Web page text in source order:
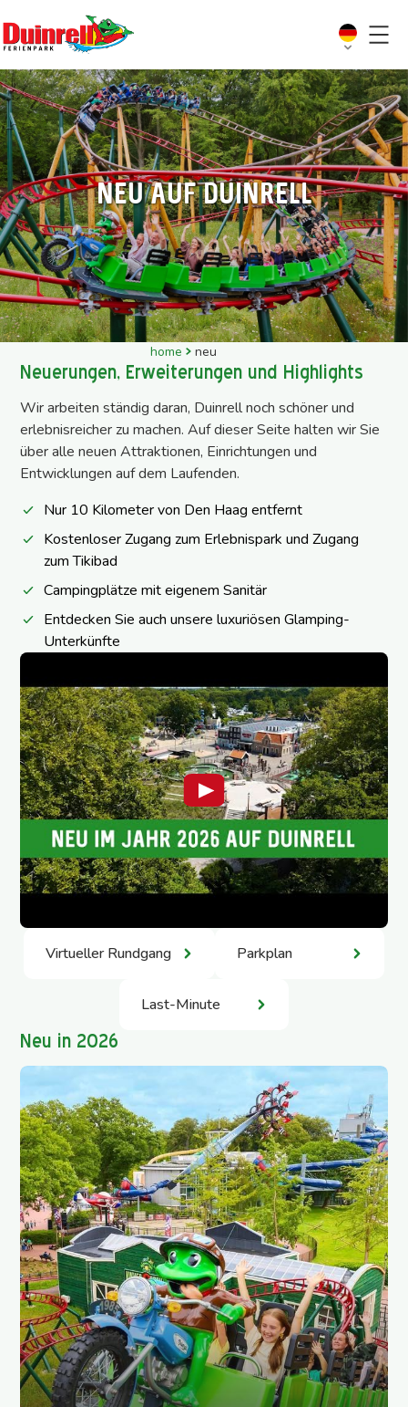
Neu auf Duinrell
home neu
Neuerungen, Erweiterungen und Highlights
Wir arbeiten ständig daran, Duinrell noch schöner und
erlebnisreicher zu machen. Auf dieser Seite halten wir Sie
über alle neuen Attraktionen, Einrichtungen und
Entwicklungen auf dem Laufenden.
Nur 10 Kilometer von Den Haag entfernt
Kostenloser Zugang zum Erlebnispark und Zugang
zum Tikibad
Campingplätze mit eigenem Sanitär
Entdecken Sie auch unsere luxuriösen Glamping-
Unterkünfte
Virtueller Rundgang Parkplan
Last-Minute
Neu in 2026